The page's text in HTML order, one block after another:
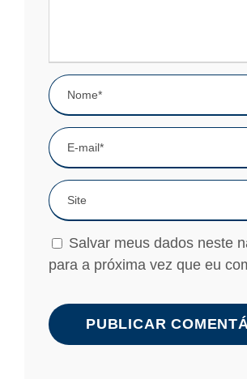
Salvar meus dados neste
para a próxima vez que eu